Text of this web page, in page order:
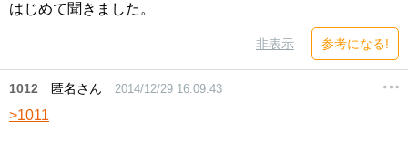
はじめて聞きました。
非表示 参考になる!
1012 匿名さん 2014/12/29 16:09:43
>1011